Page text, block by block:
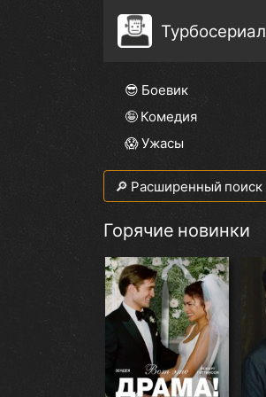
Турбосериал
😎 Боевик
🤪 Комедия
😱 Ужасы
🔎 Расширенный поиск
Горячие новинки